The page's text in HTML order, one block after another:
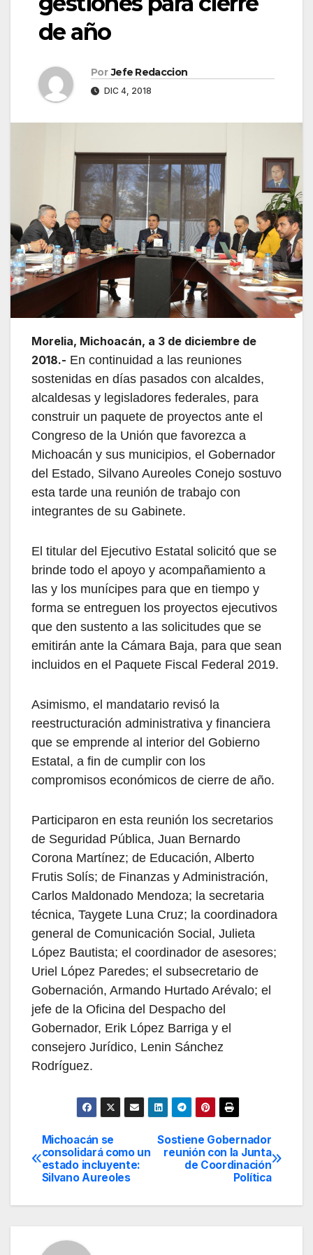
de año
Por Jefe Redaccion
DIC 4, 2018
Morelia, Michoacán, a 3 de diciembre de
2018.- En continuidad a las reuniones
sostenidas en días pasados con alcaldes,
alcaldesas y legisladores federales, para
construir un paquete de proyectos ante el
Congreso de la Unión que favorezca a
Michoacán y sus municipios, el Gobernador
del Estado, Silvano Aureoles Conejo sostuvo
esta tarde una reunión de trabajo con
integrantes de su Gabinete.
El titular del Ejecutivo Estatal solicitó que se
brinde todo el apoyo y acompañamiento a
las y los munícipes para que en tiempo y
forma se entreguen los proyectos ejecutivos
que den sustento a las solicitudes que se
emitirán ante la Cámara Baja, para que sean
incluidos en el Paquete Fiscal Federal 2019.
Asimismo, el mandatario revisó la
reestructuración administrativa y financiera
que se emprende al interior del Gobierno
Estatal, a fin de cumplir con los
compromisos económicos de cierre de año.
Participaron en esta reunión los secretarios
de Seguridad Pública, Juan Bernardo
Corona Martínez; de Educación, Alberto
Frutis Solís; de Finanzas y Administración,
Carlos Maldonado Mendoza; la secretaria
técnica, Taygete Luna Cruz; la coordinadora
general de Comunicación Social, Julieta
López Bautista; el coordinador de asesores;
Uriel López Paredes; el subsecretario de
Gobernación, Armando Hurtado Arévalo; el
jefe de la Oficina del Despacho del
Gobernador, Erik López Barriga y el
consejero Jurídico, Lenin Sánchez
Rodríguez.
Navegación
de
entradas
Sostiene Gobernador
reunión con la Junta
de Coordinación
Política
Michoacán se
consolidará como un
estado incluyente:
Silvano Aureoles